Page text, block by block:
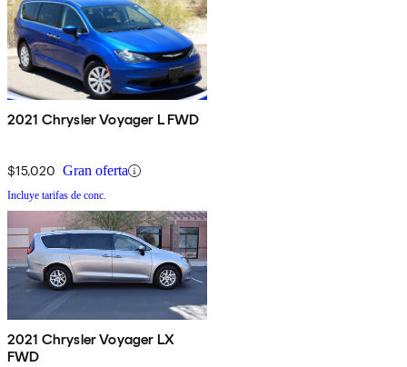
2021 Chrysler Voyager L FWD
$15,020 Gran oferta
Incluye tarifas de conc.
2021 Chrysler Voyager LX
FWD